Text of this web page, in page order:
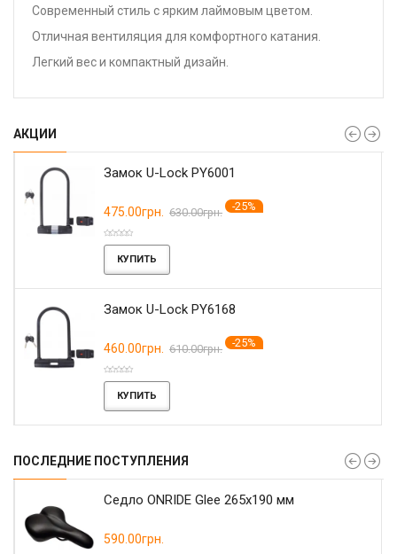
Современный стиль с ярким лаймовым цветом.
Отличная вентиляция для комфортного катания.
Легкий вес и компактный дизайн.
АКЦИИ
Замок U-Lock PY6001
475.00грн. 630.00грн. -25%
КУПИТЬ
Замок U-Lock PY6168
460.00грн. 610.00грн. -25%
КУПИТЬ
ПОСЛЕДНИЕ ПОСТУПЛЕНИЯ
Седло ONRIDE Glee 265x190 мм
590.00грн.